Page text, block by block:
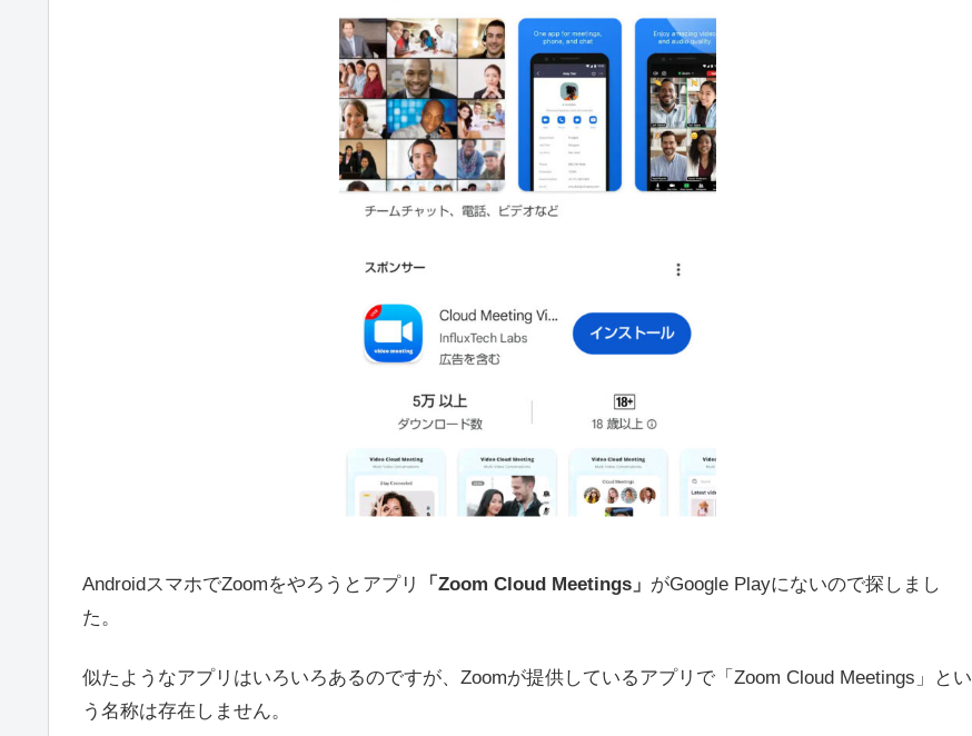
AndroidスマホでZoomをやろうとアプリ 「Zoom Cloud Meetings」 がGoogle Playにないので探しまし
た。
似たようなアプリはいろいろあるのですが、Zoomが提供しているアプリで「Zoom Cloud Meetings」とい
う名称は存在しません。